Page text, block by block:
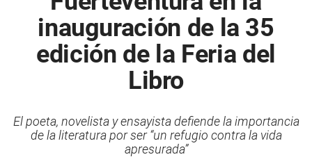
inauguración de la 35
edición de la Feria del
Libro
El poeta, novelista y ensayista defiende la importancia
de la literatura por ser “un refugio contra la vida
apresurada”